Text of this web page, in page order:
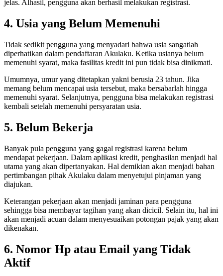
jelas. Alhasil, pengguna akan berhasil melakukan registrasi.
4. Usia yang Belum Memenuhi
Tidak sedikit pengguna yang menyadari bahwa usia sangatlah
diperhatikan dalam pendaftaran Akulaku. Ketika usianya belum
memenuhi syarat, maka fasilitas kredit ini pun tidak bisa dinikmati.
Umumnya, umur yang ditetapkan yakni berusia 23 tahun. Jika
memang belum mencapai usia tersebut, maka bersabarlah hingga
memenuhi syarat. Selanjutnya, pengguna bisa melakukan registrasi
kembali setelah memenuhi persyaratan usia.
5. Belum Bekerja
Banyak pula pengguna yang gagal registrasi karena belum
mendapat pekerjaan. Dalam aplikasi kredit, penghasilan menjadi hal
utama yang akan dipertanyakan. Hal demikian akan menjadi bahan
pertimbangan pihak Akulaku dalam menyetujui pinjaman yang
diajukan.
Keterangan pekerjaan akan menjadi jaminan para pengguna
sehingga bisa membayar tagihan yang akan dicicil. Selain itu, hal ini
akan menjadi acuan dalam menyesuaikan potongan pajak yang akan
dikenakan.
6. Nomor Hp atau Email yang Tidak
Aktif